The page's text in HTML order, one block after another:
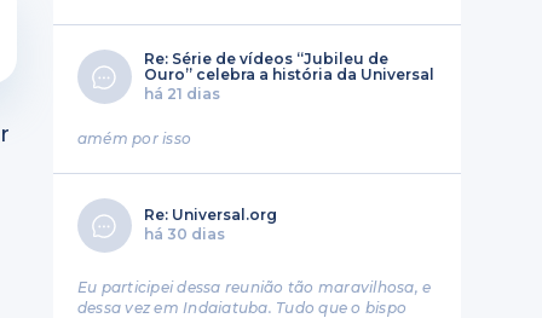
Re: Série de vídeos “Jubileu de
Ouro” celebra a história da Universal
há 21 dias
amém por isso
Re: Universal.org
há 30 dias
Eu participei dessa reunião tão maravilhosa, e
dessa vez em Indaiatuba. Tudo que o bispo